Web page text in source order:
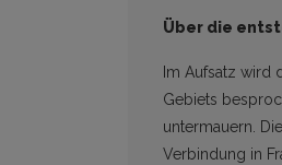
Über die
Im Aufsatz wird
Gebiets
untermauern.
Verbindung in